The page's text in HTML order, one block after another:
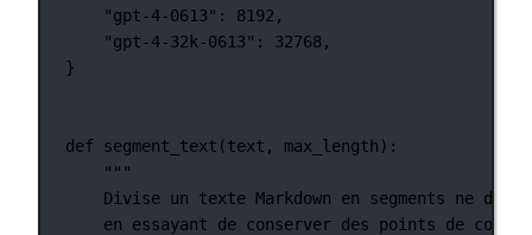
"gpt-4-0613" : 8192 ,
"gpt-4-32k-0613" : 32768,
}
def segment_text (text, max_length):
"""
Divise un texte Markdown en segments ne
en essayant de conserver des points de